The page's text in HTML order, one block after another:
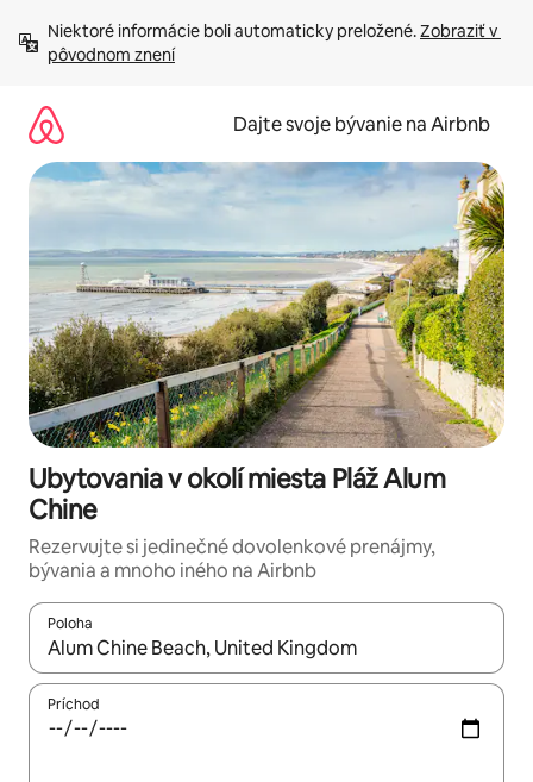
obsah.
Niektoré informácie boli automaticky preložené. Zobraziť v
pôvodnom znení
Dajte svoje bývanie na Airbnb
Ubytovania v okolí miesta Pláž Alum
Chine
Rezervujte si jedinečné dovolenkové prenájmy,
bývania a mnoho iného na Airbnb
Poloha
Keď budú výsledky k dispozícii, môžete si ich prechádzať
Príchod